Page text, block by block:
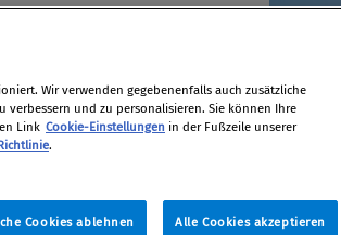
um
Wir verwenden gegebenenfalls auch zusätzliche
verbessern und zu personalisieren. Sie können Ihre
Link Cookie-Einstellungen in der Fußzeile unserer
.
Cookies ablehnen Alle Cookies akzeptieren